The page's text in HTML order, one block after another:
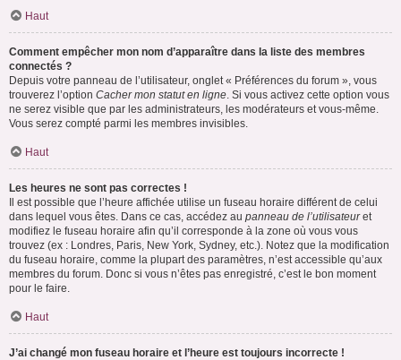
Haut
Comment empêcher mon nom d’apparaître dans la liste des membres
connectés ?
Depuis votre panneau de l’utilisateur, onglet « Préférences du forum », vous
trouverez l’option Cacher mon statut en ligne. Si vous activez cette option vous
ne serez visible que par les administrateurs, les modérateurs et vous-même.
Vous serez compté parmi les membres invisibles.
Haut
Les heures ne sont pas correctes !
Il est possible que l’heure affichée utilise un fuseau horaire différent de celui
dans lequel vous êtes. Dans ce cas, accédez au panneau de l’utilisateuret
modifiez le fuseau horaire afin qu’il corresponde à la zone où vous vous
trouvez (ex : Londres, Paris, New York, Sydney, etc.). Notez que la modification
du fuseau horaire, comme la plupart des paramètres, n’est accessible qu’aux
membres du forum. Donc si vous n’êtes pas enregistré, c’est le bon moment
pour le faire.
Haut
J’ai changé mon fuseau horaire et l’heure est toujours incorrecte !